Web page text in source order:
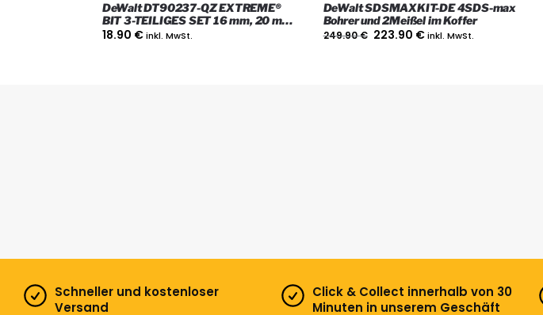
DeWalt DT90237-QZ EXTREME®
BIT 3-TEILIGES SET 16 mm, 20 mm,
25 mm
18.90 €inkl. MwSt.
DeWalt SDSMAXKIT-DE 4SDS-max
Bohrer und 2Meißel im Koffer
249.90€ 223.90 € inkl. MwSt.
Schneller und kostenloser
Versand
Click & Collect innerhalb von 30
Minuten in unserem Geschäft